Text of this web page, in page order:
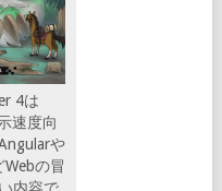
4は
速度向
や
Webの冒
内容で